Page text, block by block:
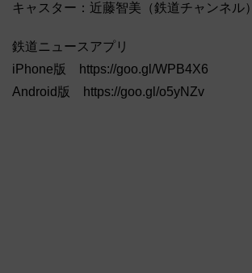
キャスター：近藤智美（鉄道チャンネル）
鉄道ニュースアプリ
iPhone版 https://goo.gl/WPB4X6
Android版 https://goo.gl/o5yNZv